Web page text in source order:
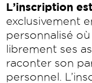
L’inscription
exclusivement
personnalisé
librement ses
raconter son
personnel.